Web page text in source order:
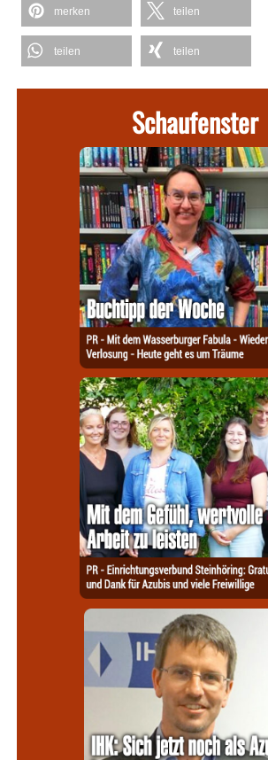
merken teilen
teilen teilen
Schaufenster